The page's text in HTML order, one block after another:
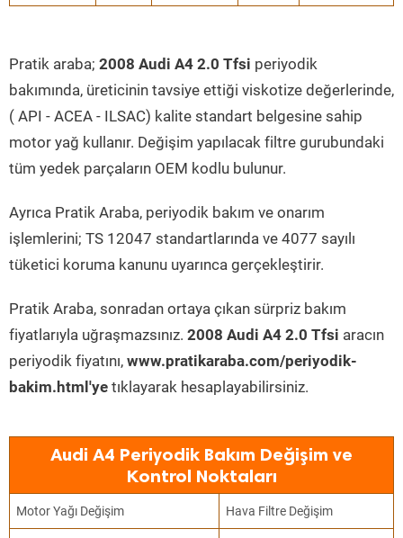
Pratik araba; 2008 Audi A4 2.0 Tfsi periyodik
bakımında, üreticinin tavsiye ettiği viskotize değerlerinde,
( API - ACEA - ILSAC) kalite standart belgesine sahip
motor yağ kullanır. Değişim yapılacak filtre gurubundaki
tüm yedek parçaların OEM kodlu bulunur.
Ayrıca Pratik Araba, periyodik bakım ve onarım
işlemlerini; TS 12047 standartlarında ve 4077 sayılı
tüketici koruma kanunu uyarınca gerçekleştirir.
Pratik Araba, sonradan ortaya çıkan sürpriz bakım
fiyatlarıyla uğraşmazsınız. 2008 Audi A4 2.0 Tfsi aracın
periyodik fiyatını, www.pratikaraba.com/periyodik-
bakim.html'ye tıklayarak hesaplayabilirsiniz.
Audi A4 Periyodik Bakım Değişim ve
Kontrol Noktaları
Motor Yağı Değişim Hava Filtre Değişim